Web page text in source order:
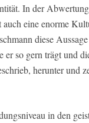
In der
eine enorme
diese
er so gern trägt und
herunter und
in den